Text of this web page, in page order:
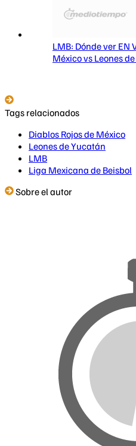
LMB: Dónde ver EN
México vs Leones
Tags relacionados
Diablos Rojos de México
Leones de Yucatán
LMB
Liga Mexicana de Beisbol
Sobre el autor